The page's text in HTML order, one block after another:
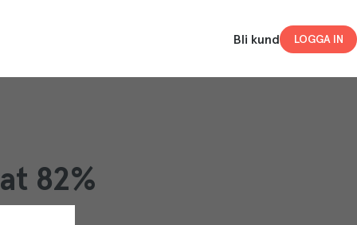
Bli kund LOGGA IN
82%